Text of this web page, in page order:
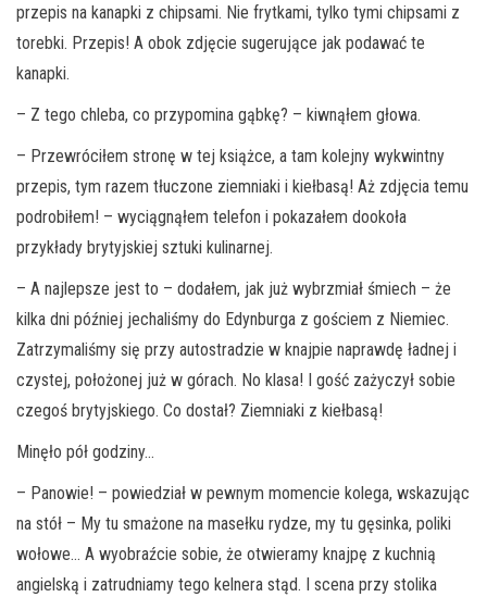
przepis na kanapki z chipsami. Nie frytkami, tylko tymi chipsami z
torebki. Przepis! A obok zdjęcie sugerujące jak podawać te
kanapki.
– Z tego chleba, co przypomina gąbkę? – kiwnąłem głowa.
– Przewróciłem stronę w tej książce, a tam kolejny wykwintny
przepis, tym razem tłuczone ziemniaki i kiełbasą! Aż zdjęcia temu
podrobiłem! – wyciągnąłem telefon i pokazałem dookoła
przykłady brytyjskiej sztuki kulinarnej.
– A najlepsze jest to – dodałem, jak już wybrzmiał śmiech – że
kilka dni później jechaliśmy do Edynburga z gościem z Niemiec.
Zatrzymaliśmy się przy autostradzie w knajpie naprawdę ładnej i
czystej, położonej już w górach. No klasa! I gość zażyczył sobie
czegoś brytyjskiego. Co dostał? Ziemniaki z kiełbasą!
Minęło pół godziny…
– Panowie! – powiedział w pewnym momencie kolega, wskazując
na stół – My tu smażone na masełku rydze, my tu gęsinka, poliki
wołowe… A wyobraźcie sobie, że otwieramy knajpę z kuchnią
angielską i zatrudniamy tego kelnera stąd. I scena przy stolika